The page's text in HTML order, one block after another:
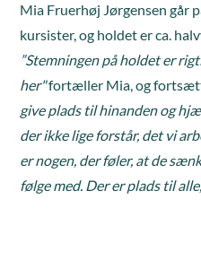
Mia Fruerhøj Jørgensen går
kursister, og holdet er ca.
”Stemningen på holdet er
her"fortæller Mia, og
give plads til hinanden og
der ikke lige forstår, det vi
er nogen, der føler, at de
følge med. Der er plads til